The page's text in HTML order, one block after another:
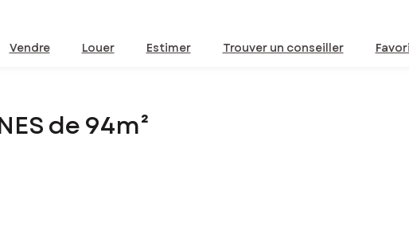
Vendre Louer Estimer Trouver un conseiller
de 94m²